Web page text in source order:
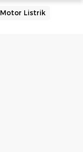
Motor Listrik